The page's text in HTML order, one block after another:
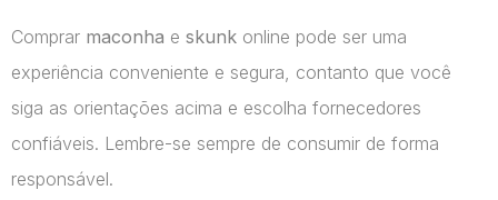
Comprar maconha e skunk online pode ser uma
experiência conveniente e segura, contanto que você
siga as orientações acima e escolha fornecedores
confiáveis. Lembre-se sempre de consumir de forma
responsável.